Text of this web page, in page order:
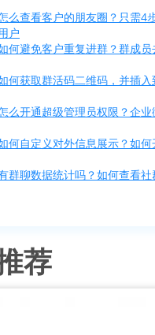
么查看客户的朋友圈？只需4
户
何避免客户重复进群？群成
何获取群活码二维码，并插入
么开通超级管理员权限？企业
何自定义对外信息展示？如何
群聊数据统计吗？如何查看
荐